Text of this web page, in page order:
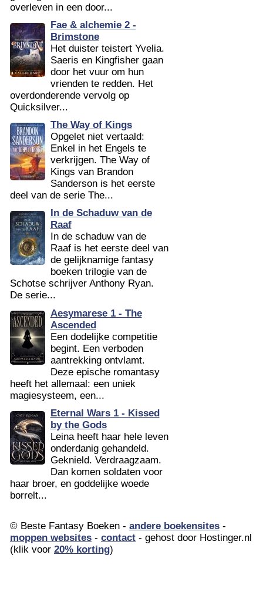
overleven in een door...
Fae & alchemie 2 -
Brimstone
Het duister teistert Yvelia.
Saeris en Kingfisher gaan
door het vuur om hun
vrienden te redden. Het
overdonderende vervolg op
Quicksilver...
The Way of Kings
Opgelet niet vertaald:
Enkel in het Engels te
verkrijgen. The Way of
Kings van Brandon
Sanderson is het eerste
deel van de serie The...
In de Schaduw van de
Raaf
In de schaduw van de
Raaf is het eerste deel van
de gelijknamige fantasy
boeken trilogie van de
Schotse schrijver Anthony Ryan.
De serie...
Aesymarese 1 - The
Ascended
Een dodelijke competitie
begint. Een verboden
aantrekking ontvlamt.
Deze epische romantasy
heeft het allemaal: een uniek
magiesysteem, een...
Eternal Wars 1 - Kissed
by the Gods
Leina heeft haar hele leven
onderdanig gehandeld.
Geknield. Verdraagzaam.
Dan komen soldaten voor
haar broer, en goddelijke woede
borrelt...
© Beste Fantasy Boeken - andere boekensites -
moppen websites - contact - gehost door Hostinger.nl
(klik voor 20% korting)